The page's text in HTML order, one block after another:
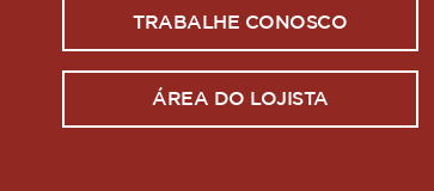
TRABALHE CONOSCO
ÁREA DO LOJISTA